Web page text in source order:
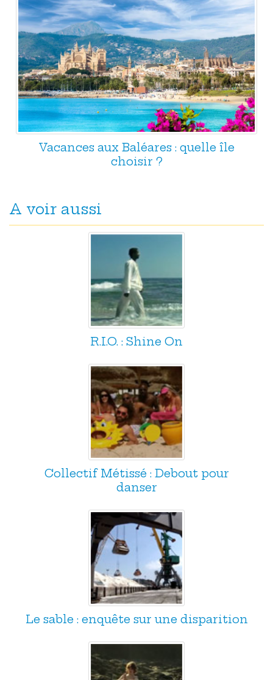
Vacances aux Baléares : quelle île
choisir ?
A voir aussi
R.I.O. : Shine On
Collectif Métissé : Debout pour
danser
Le sable : enquête sur une disparition